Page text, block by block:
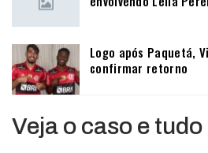
Logo após Paquetá,
confirmar retorno
Veja o caso e